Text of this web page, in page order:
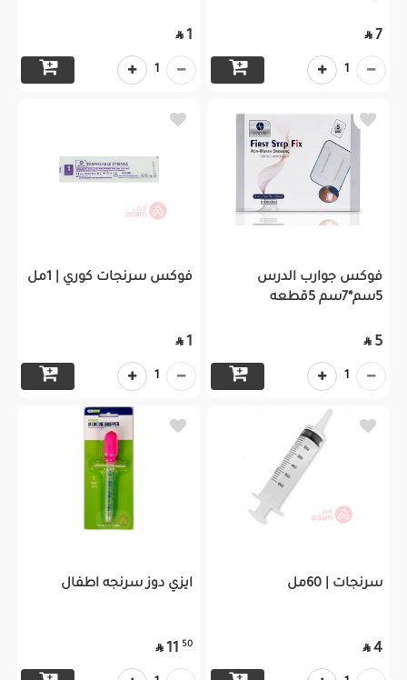
7

1
1

1
فوكس جوارب الدرس
5سم*7سم 5قطعه
5

1
فوكس سرنجات كوري | 1مل
1

1
سرنجات | 60مل
4

ايزي دوز سرنجه اطفال
50
11
